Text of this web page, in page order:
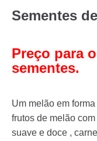
Sementes
Preço para
sementes.
Um melão em
frutos de melão
suave e doce ,